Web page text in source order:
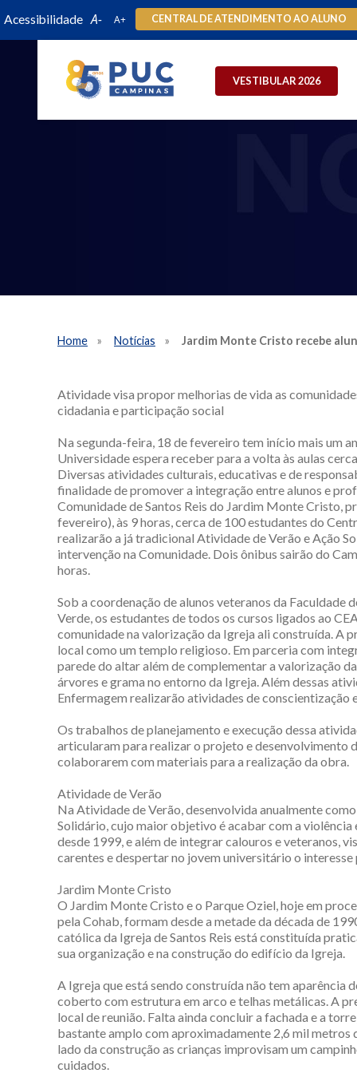
Acessibilidade CENTRAL DE ATENDIMENTO AO ALUNO
VESTIBULAR 2026
Home Notícias Jardim Monte Cristo recebe
Atividade visa propor melhorias de vida as
cidadania e participação social
Na segunda-feira, 18 de fevereiro tem início mais um
Universidade espera receber para a volta às aulas
Diversas atividades culturais, educativas e de
finalidade de promover a integração entre alunos e
Comunidade de Santos Reis do Jardim Monte Cristo,
fevereiro), às 9 horas, cerca de 100 estudantes do
realizarão a já tradicional Atividade de Verão e Ação
intervenção na Comunidade. Dois ônibus sairão do
horas.
Sob a coordenação de alunos veteranos da
Verde, os estudantes de todos os cursos ligados ao
comunidade na valorização da Igreja ali construída. A
local como um templo religioso. Em parceria com
parede do altar além de complementar a valorização
árvores e grama no entorno da Igreja. Além dessas
Enfermagem realizarão atividades de conscientização
Os trabalhos de planejamento e execução dessa
articularam para realizar o projeto e desenvolvimento
colaborarem com materiais para a realização da obra.
Atividade de Verão
Na Atividade de Verão, desenvolvida anualmente
Solidário, cujo maior objetivo é acabar com a
desde 1999, e além de integrar calouros e veteranos,
carentes e despertar no jovem universitário o
Jardim Monte Cristo
O Jardim Monte Cristo e o Parque Oziel, hoje em
pela Cohab, formam desde a metade da década de
católica da Igreja de Santos Reis está constituída
sua organização e na construção do edifício da Igreja.
A Igreja que está sendo construída não tem aparência
coberto com estrutura em arco e telhas metálicas. A
local de reunião. Falta ainda concluir a fachada e a
bastante amplo com aproximadamente 2,6 mil
lado da construção as crianças improvisam um
cuidados.